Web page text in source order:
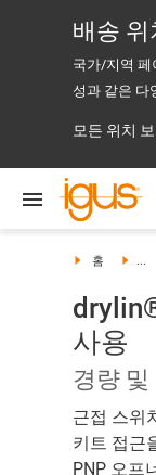
배송
국가/지역 페
성과 같은 다
모든 위치
홈 ...
사용
경량
근접 스위
키트 접근
PNP 오프